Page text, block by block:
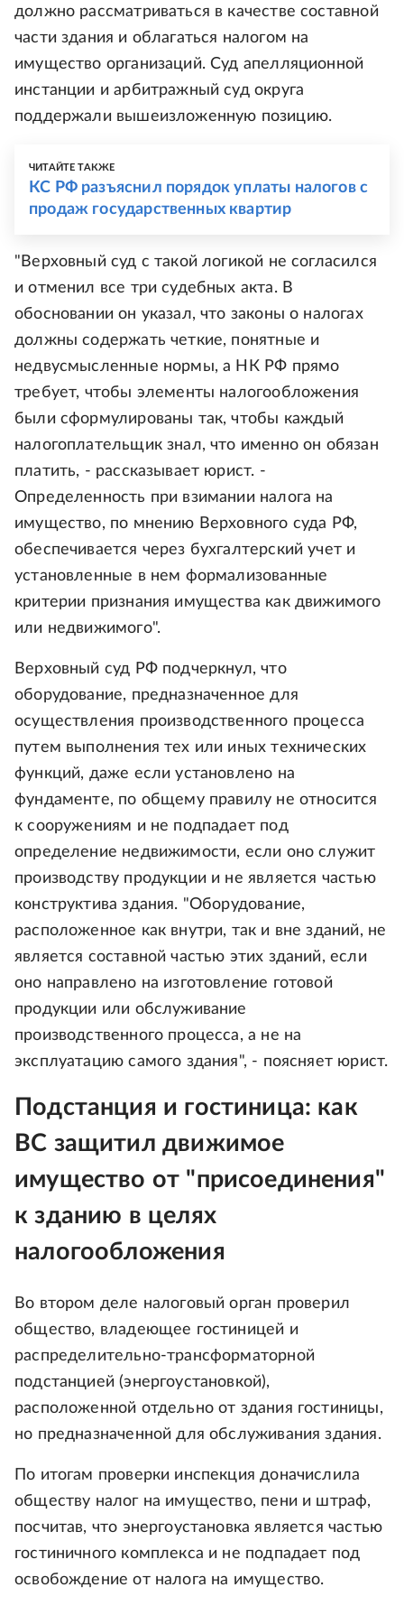
должно рассматриваться в качестве составной
части здания и облагаться налогом на
имущество организаций. Суд апелляционной
инстанции и арбитражный суд округа
поддержали вышеизложенную позицию.
ЧИТАЙТЕ ТАКЖЕ
КС РФ разъяснил порядок уплаты налогов с
продаж государственных квартир
"Верховный суд с такой логикой не согласился
и отменил все три судебных акта. В
обосновании он указал, что законы о налогах
должны содержать четкие, понятные и
недвусмысленные нормы, а НК РФ прямо
требует, чтобы элементы налогообложения
были сформулированы так, чтобы каждый
налогоплательщик знал, что именно он обязан
платить, - рассказывает юрист. -
Определенность при взимании налога на
имущество, по мнению Верховного суда РФ,
обеспечивается через бухгалтерский учет и
установленные в нем формализованные
критерии признания имущества как движимого
или недвижимого".
Верховный суд РФ подчеркнул, что
оборудование, предназначенное для
осуществления производственного процесса
путем выполнения тех или иных технических
функций, даже если установлено на
фундаменте, по общему правилу не относится
к сооружениям и не подпадает под
определение недвижимости, если оно служит
производству продукции и не является частью
конструктива здания. "Оборудование,
расположенное как внутри, так и вне зданий, не
является составной частью этих зданий, если
оно направлено на изготовление готовой
продукции или обслуживание
производственного процесса, а не на
эксплуатацию самого здания", - поясняет юрист.
Подстанция и гостиница: как
ВС защитил движимое
имущество от "присоединения"
к зданию в целях
налогообложения
Во втором деле налоговый орган проверил
общество, владеющее гостиницей и
распределительно‑трансформаторной
подстанцией (энергоустановкой),
расположенной отдельно от здания гостиницы,
но предназначенной для обслуживания здания.
По итогам проверки инспекция доначислила
обществу налог на имущество, пени и штраф,
посчитав, что энергоустановка является частью
гостиничного комплекса и не подпадает под
освобождение от налога на имущество.